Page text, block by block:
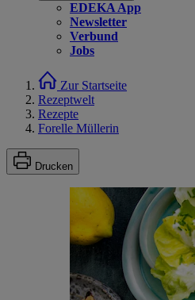
EDEKA App
Newsletter
Verbund
Jobs
Zur Startseite
Rezeptwelt
Rezepte
Forelle Müllerin
Drucken